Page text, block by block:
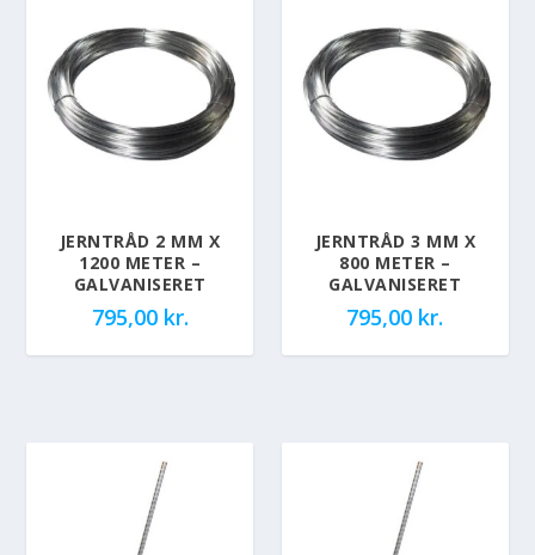
JERNTRÅD 2 MM X
1200 METER –
GALVANISERET
795,00 kr.
JERNTRÅD 3 MM X
800 METER –
GALVANISERET
795,00 kr.